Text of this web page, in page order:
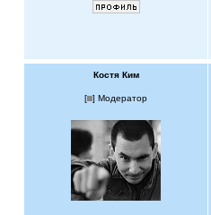
Костя Ким
[ ] Модератор